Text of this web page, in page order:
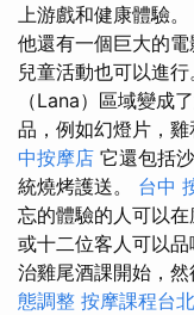
上游戲和健康體驗。
他還有一個巨大的
兒童活動也可以進
（Lana）區域變成
品，例如幻燈片，雞
中按摩店 它還包括
統燒烤護送。 台中
忘的體驗的人可以在
或十二位客人可以
治雞尾酒課開始，
態調整 按摩課程台北